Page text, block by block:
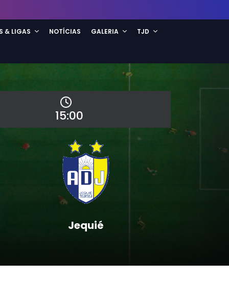
& LIGAS NOTÍCIAS GALERIA TJD
15:00
Jequié